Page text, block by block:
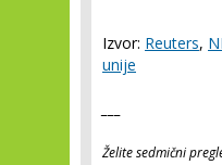
Izvor: Reuters,
unije
Želite sedmični